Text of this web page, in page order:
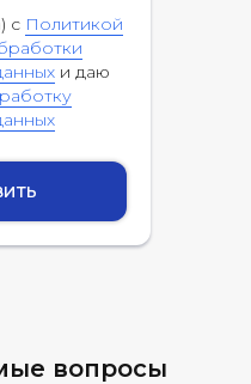
с Политикой
и даю
вопросы